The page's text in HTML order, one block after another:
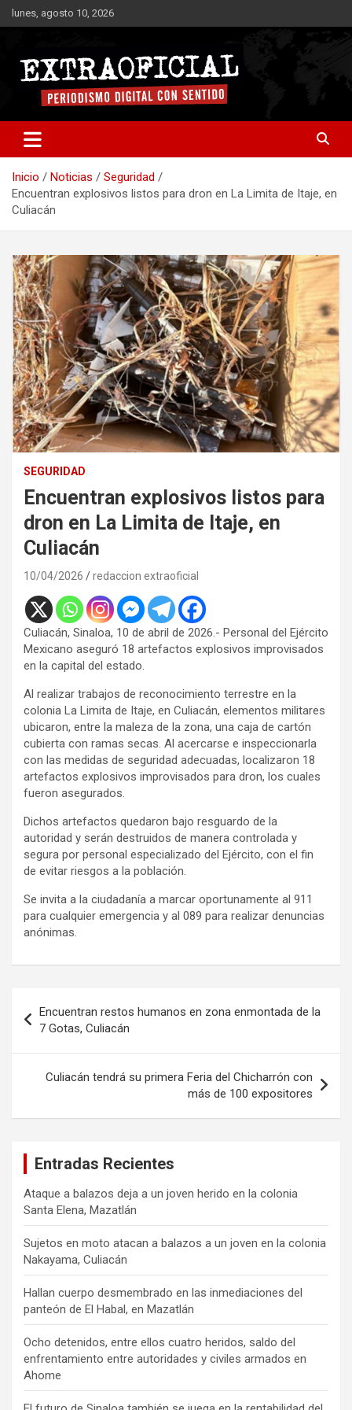
Saltar
al
lunes, agosto 10, 2026
Extraoficial
Inicio Noticias
Seguridad
Encuentran explosivos listos para dron en La Limita de Itaje, en
Culiacán
SEGURIDAD
Encuentran explosivos listos para
dron en La Limita de Itaje, en
Culiacán
10/04/2026 redaccion extraoficial
Culiacán, Sinaloa, 10 de abril de 2026.- Personal del Ejército
Mexicano aseguró 18 artefactos explosivos improvisados
en la capital del estado.
Al realizar trabajos de reconocimiento terrestre en la
colonia La Limita de Itaje, en Culiacán, elementos militares
ubicaron, entre la maleza de la zona, una caja de cartón
cubierta con ramas secas. Al acercarse e inspeccionarla
con las medidas de seguridad adecuadas, localizaron 18
artefactos explosivos improvisados para dron, los cuales
fueron asegurados.
Dichos artefactos quedaron bajo resguardo de la
autoridad y serán destruidos de manera controlada y
segura por personal especializado del Ejército, con el fin
de evitar riesgos a la población.
Se invita a la ciudadanía a marcar oportunamente al 911
para cualquier emergencia y al 089 para realizar denuncias
anónimas.
de
entradas
Encuentran restos humanos en zona enmontada de la
7 Gotas, Culiacán
Culiacán tendrá su primera Feria del Chicharrón con
más de 100 expositores
Entradas Recientes
Ataque a balazos deja a un joven herido en la colonia
Santa Elena, Mazatlán
Sujetos en moto atacan a balazos a un joven en la colonia
Nakayama, Culiacán
Hallan cuerpo desmembrado en las inmediaciones del
panteón de El Habal, en Mazatlán
Ocho detenidos, entre ellos cuatro heridos, saldo del
enfrentamiento entre autoridades y civiles armados en
Ahome